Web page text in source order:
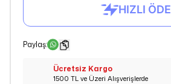
Paylaş:
Ücretsiz Kargo
1500 TL ve Üzeri Alışverişlerde